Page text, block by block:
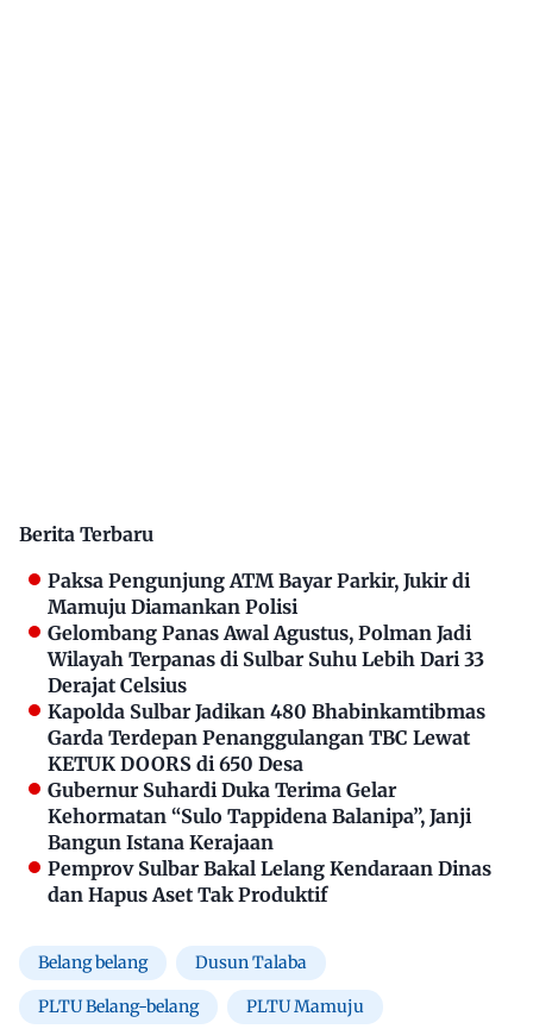
Berita Terbaru
Paksa Pengunjung ATM Bayar Parkir, Jukir di
Mamuju Diamankan Polisi
Gelombang Panas Awal Agustus, Polman Jadi
Wilayah Terpanas di Sulbar Suhu Lebih Dari 33
Derajat Celsius
Kapolda Sulbar Jadikan 480 Bhabinkamtibmas
Garda Terdepan Penanggulangan TBC Lewat
KETUK DOORS di 650 Desa
Gubernur Suhardi Duka Terima Gelar
Kehormatan “Sulo Tappidena Balanipa”, Janji
Bangun Istana Kerajaan
Pemprov Sulbar Bakal Lelang Kendaraan Dinas
dan Hapus Aset Tak Produktif
Belang belang Dusun Talaba
PLTU Belang-belang PLTU Mamuju